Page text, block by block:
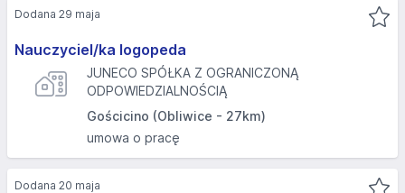
Nauczyciel/ka logopeda
JUNECO SPÓŁKA Z OGRANICZONĄ
ODPOWIEDZIALNOŚCIĄ
Gościcino (Obliwice - 27km)
umowa o pracę
Dodana 29 maja
Dodana 20 maja